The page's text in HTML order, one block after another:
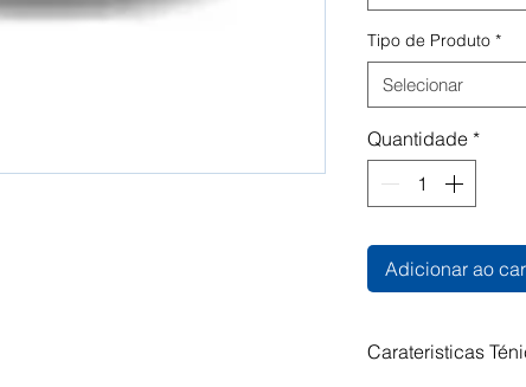
Tipo de Produto *
Selecionar
Quantidade *
Adicionar ao
Carateristicas